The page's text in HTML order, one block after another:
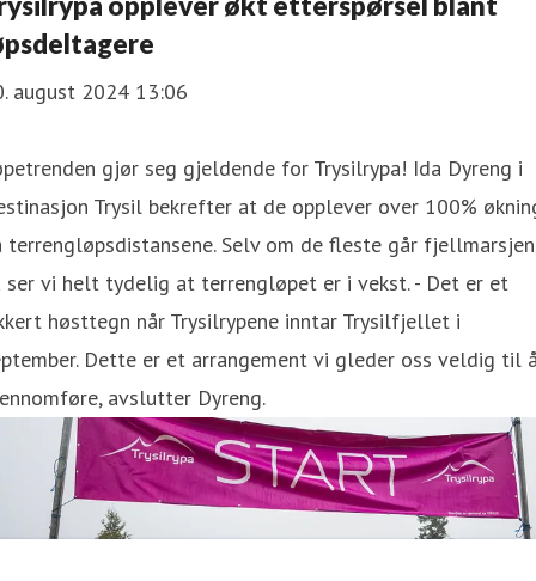
august 2024 13:06
gjør seg gjeldende for Trysilrypa! Ida Dyreng i
Trysil bekrefter at de opplever over 100%
terrengløpsdistansene. Selv om de fleste går
ser vi helt tydelig at terrengløpet er i vekst. - Det er et
høsttegn når Trysilrypene inntar Trysilfjellet i
Dette er et arrangement vi gleder oss veldig til
avslutter Dyreng.